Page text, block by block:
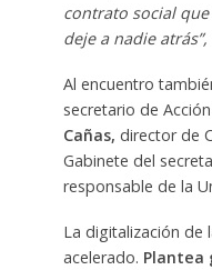
contrato social
deje a nadie
Al encuentro
secretario de
Cañas, director de
Gabinete del
responsable de la
La digitalización de
acelerado. Plantea